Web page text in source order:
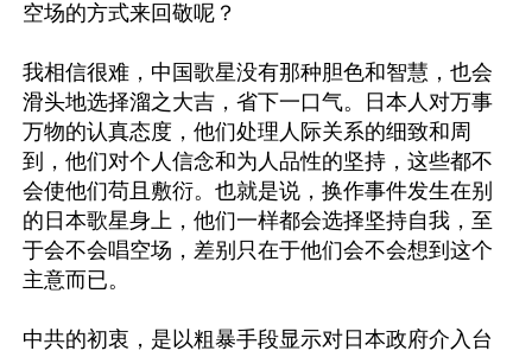
空场的方式来回敬呢？
我相信很难，中国歌星没有那种胆色和智慧，也会
滑头地选择溜之大吉，省下一口气。日本人对万事
万物的认真态度，他们处理人际关系的细致和周
到，他们对个人信念和为人品性的坚持，这些都不
会使他们苟且敷衍。也就是说，换作事件发生在别
的日本歌星身上，他们一样都会选择坚持自我，至
于会不会唱空场，差别只在于他们会不会想到这个
主意而已。
中共的初衷，是以粗暴手段显示对日本政府介入台